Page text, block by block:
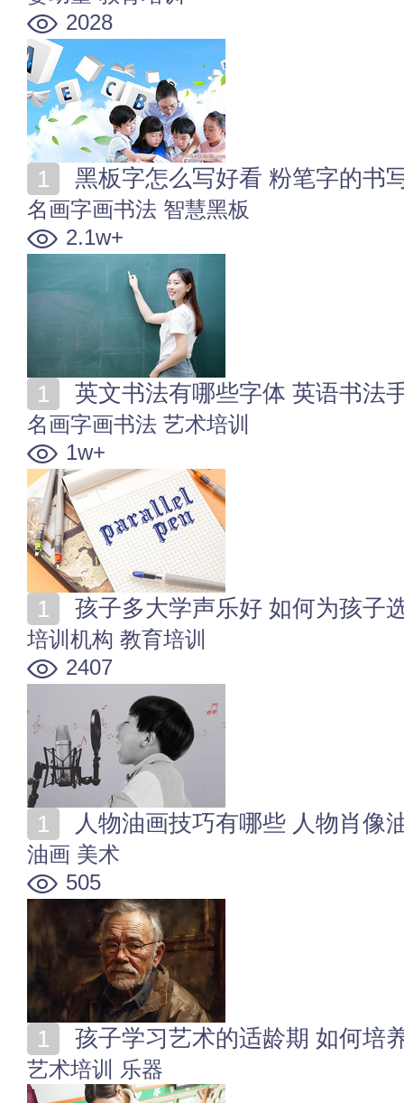
2028
黑板字怎么写好看 粉笔字的书
名画字画书法 智慧黑板
2.1w+
英文书法有哪些字体 英语书法
名画字画书法 艺术培训
1w+
孩子多大学声乐好 如何为孩子
培训机构 教育培训
2407
人物油画技巧有哪些 人物肖像
油画 美术
505
孩子学习艺术的适龄期 如何培
艺术培训 乐器